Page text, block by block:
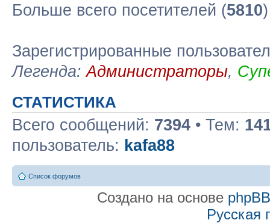
Больше всего посетителей (5810
Зарегистрированные
Легенда:Администраторы,
СТАТИСТИКА
Всего сообщений: 7394 • Тем:
пользователь: kafa88
Список форумов
Создано на основе phpBB
Русская